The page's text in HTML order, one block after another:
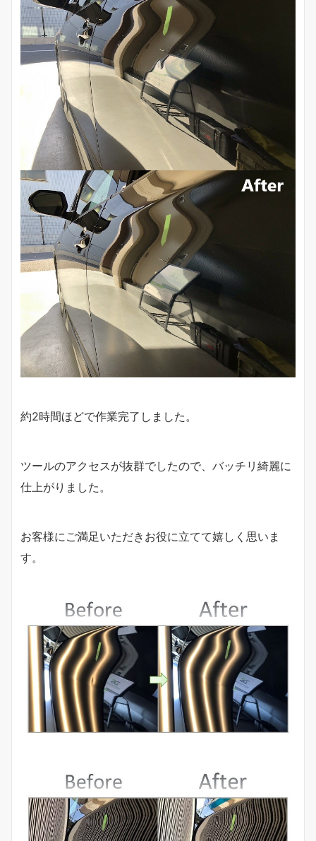
約2時間ほどで作業完了しました。
ツールのアクセスが抜群でしたので、バッチリ綺麗に
仕上がりました。
お客様にご満足いただきお役に立てて嬉しく思いま
す。